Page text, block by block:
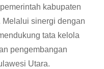
kabupaten
Melalui sinergi dengan
tata kelola
pengembangan
Utara.